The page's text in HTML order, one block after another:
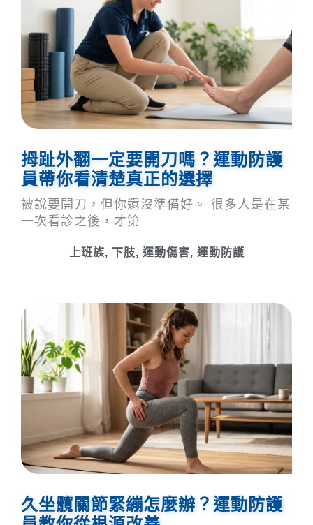
拇趾外翻一定要開刀嗎？運動防護
員帶你看清楚真正的選擇
被說要開刀，但你還沒準備好。 很多人是在某
一次看診之後，才第
上班族, 下肢, 運動傷害, 運動防護
久坐髖關節緊繃怎麼辦？運動防護